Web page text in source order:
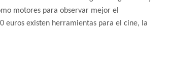
motores para observar mejor el
euros existen herramientas para el cine, la